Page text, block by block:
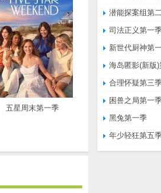
潜能探案组第
司法正义第一
新世代厨神第
海岛匿影(新版
合理怀疑第三
困兽之局第一
黑兔第一季
年少轻狂第五
五星周末第一季